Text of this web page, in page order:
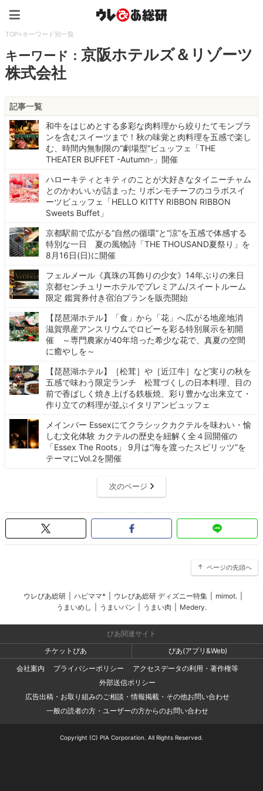
TOP>キーワード別一覧
キーワード： 京阪ホテルズ＆リゾーツ
株式会社
記事一覧
和牛をはじめとする多彩な肉料理から絞りたてモンブラ
ンを含むスイーツまで！秋の味覚と肉料理を五感で楽し
む、時間内無制限の“劇場型”ビュッフェ「THE
THEATER BUFFET -Autumn-」開催
ハローキティとキティのことが大好きなタイニーチャム
とのかわいいが詰まった リボンモチーフのコラボスイ
ーツビュッフェ「HELLO KITTY RIBBON RIBBON
Sweets Buffet」
京都駅前で広がる“自然の循環”と“涼”を五感で体感する
特別な一日 夏の風物詩「THE THOUSAND夏祭り」を
8月16日(日)に開催
フェルメール《真珠の耳飾りの少女》14年ぶりの来日
京都センチュリーホテルでプレミアム/スイートルーム
限定 鑑賞券付き宿泊プランを販売開始
【琵琶湖ホテル】「食」から「花」へ広がる地産地消
滋賀県産アンスリウムでロビーを彩る特別展示を初開
催 ～専門農家が40年培った希少な花で、真夏の空間
に癒やしを～
【琵琶湖ホテル】［松茸］や［近江牛］など実りの秋を
五感で味わう限定ランチ 松茸づくしの日本料理、目の
前で香ばしく焼き上げる鉄板焼、彩り豊かな出来立て・
作り立ての料理が並ぶイタリアンビュッフェ
メインバー Essexにてクラシックカクテルを味わい・愉
しむ文化体験 カクテルの歴史を紐解く全４回開催の
「Essex The Roots」 9月は“海を渡ったスピリッツ”を
テーマにVol.2を開催
次のページ
ページの先頭へ
ウレぴあ総研 ハピママ* ウレぴあ総研 ディズニー特集 mimot.
うまいめし
うまいパン うまい肉 Medery.
ぴあ関連サイト
チケットぴあ
ぴあ(アプリ&Web)
会社案内
プライバシーポリシー
アクセスデータの利用・著作権等
外部送信ポリシー
広告出稿・お取り組みのご相談・情報掲載・その他お問い合わせ
一般の読者の方・ユーザーの方からのお問い合わせ
Copyright (C) PIA Corporation. All Rights Reserved.